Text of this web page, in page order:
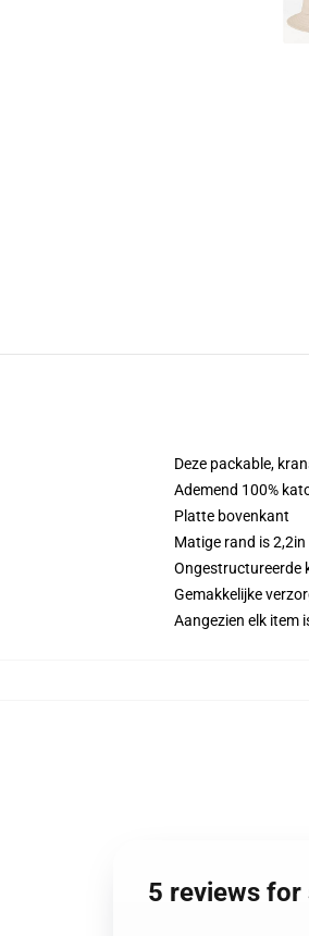
Deze packable,
Ademend 100%
Platte bovenkant
Matige rand is
Ongestructureerde
Gemakkelijke
Aangezien elk item
5 reviews for